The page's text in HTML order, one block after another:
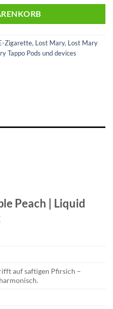
Zigarette, Lost Mary, Lost Mary
Tappo Pods und devices
Peach | Liquid
auf saftigen Pfirsich –